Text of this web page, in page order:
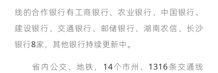
线的合作银行有工商银行、农业银行、中国银行、
建设银行、交通银行、邮储银行、湖南农信、长沙
银行8家，其他银行持续更新中。
省内公交、地铁，14个市州、1316条交通线